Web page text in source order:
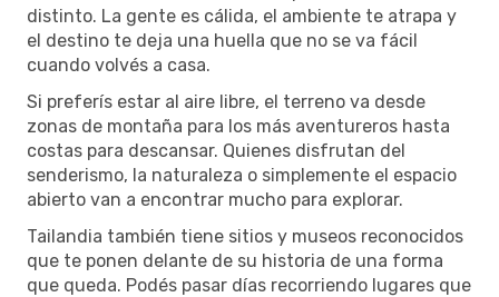
distinto. La gente es cálida, el ambiente te atrapa y
el destino te deja una huella que no se va fácil
cuando volvés a casa.
Si preferís estar al aire libre, el terreno va desde
zonas de montaña para los más aventureros hasta
costas para descansar. Quienes disfrutan del
senderismo, la naturaleza o simplemente el espacio
abierto van a encontrar mucho para explorar.
Tailandia también tiene sitios y museos reconocidos
que te ponen delante de su historia de una forma
que queda. Podés pasar días recorriendo lugares que